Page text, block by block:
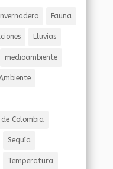
Fauna
Lluvias
medioambiente
Colombia
Sequía
Temperatura